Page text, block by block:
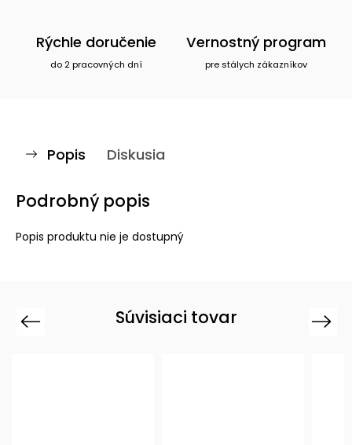
Rýchle doručenie
do 2 pracovných dní
Vernostný program
pre stálych zákazníkov
Popis Diskusia
Podrobný popis
Popis produktu nie je dostupný
Súvisiaci tovar
Previous Next